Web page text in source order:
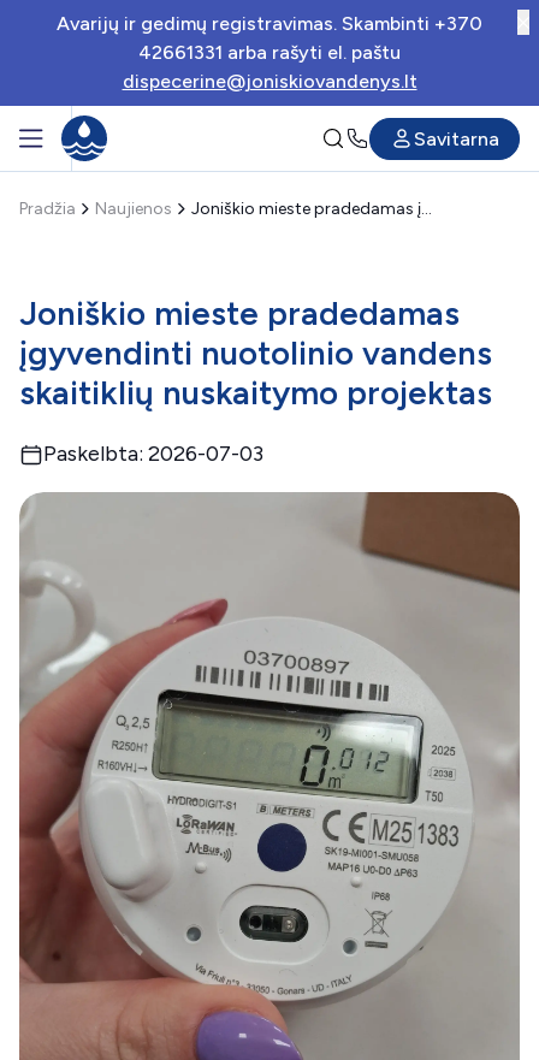
Avarijų ir gedimų registravimas. Skambinti +370
42661331 arba rašyti el. paštu
dispecerine@joniskiovandenys.lt
Savitarna
Pradžia Naujienos Joniškio mieste pradedamas įgyvendinti nuotolinio vandens skaitiklių nuskaitymo projektas
Joniškio mieste pradedamas
įgyvendinti nuotolinio vandens
skaitiklių nuskaitymo projektas
Paskelbta: 2026-07-03